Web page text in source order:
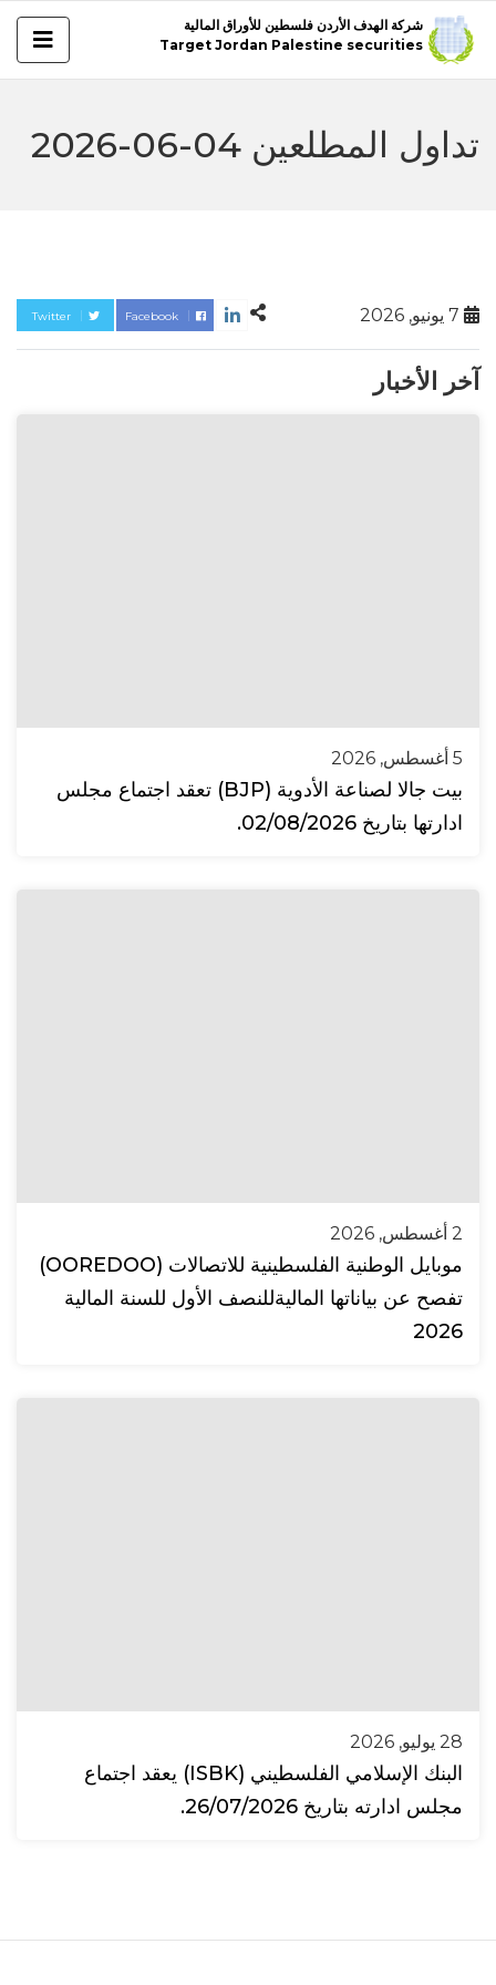
شركة الهدف الأردن فلسطين للأوراق المالية
Target Jordan Palestine securities
تداول المطلعين 04-06-2026
Twitter Facebook
آخر الأخبار
5 أغسطس, 2026
بيت جالا لصناعة الأدوية (BJP) تعقد اجتماع مجلس
ادارتها بتاريخ 02/08/2026.
2 أغسطس, 2026
موبايل الوطنية الفلسطينية للاتصالات (OOREDOO)
تفصح عن بياناتها الماليةللنصف الأول للسنة المالية
2026
28 يوليو, 2026
البنك الإسلامي الفلسطيني (ISBK) يعقد اجتماع
مجلس ادارته بتاريخ 26/07/2026.